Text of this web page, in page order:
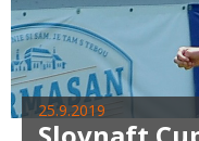
25.9.2019